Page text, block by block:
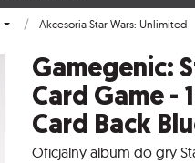
Akcesoria Star Wars: Unlimited
Gamegenic:
Card Game -
Card Back
Oficjalny album do gry